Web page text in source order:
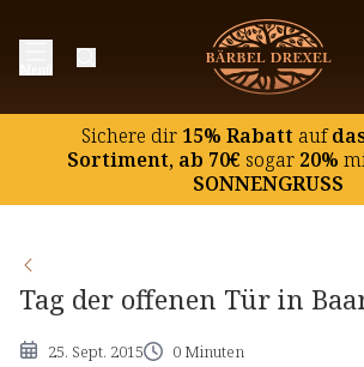
Sichere dir15% Rabatt auf
Sortiment, ab 70€ sogar20%
SONNENGRUSS
Tag der offenen Tür in
25. Sept. 2015 0 Minuten